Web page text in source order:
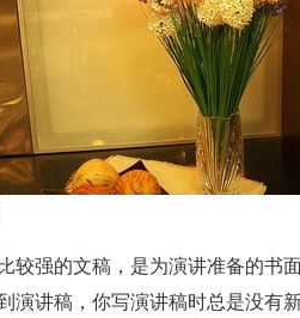
较强的文稿，是为演讲准备的书
演讲稿，你写演讲稿时总是没有